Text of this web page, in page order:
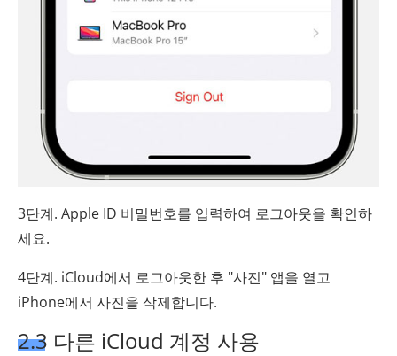
3단계. Apple ID 비밀번호를 입력하여 로그아웃을 확인하
세요.
4단계. iCloud에서 로그아웃한 후 "사진" 앱을 열고
iPhone에서 사진을 삭제합니다.
2.3 다른 iCloud 계정 사용